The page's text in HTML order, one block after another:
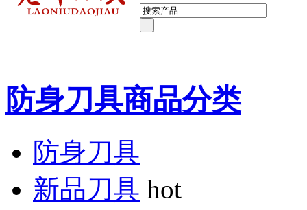
防身刀具商品分类
防身刀具
新品刀具 hot